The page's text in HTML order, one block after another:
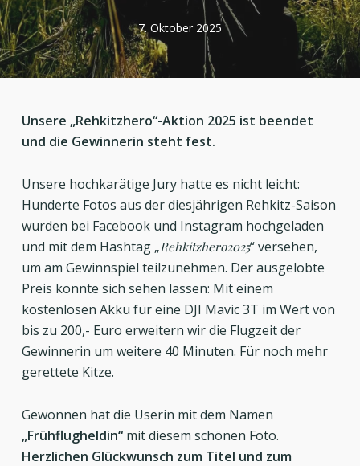
7. Oktober 2025
Unsere „Rehkitzhero“-Aktion 2025 ist beendet
und die Gewinnerin steht fest.
Unsere hochkarätige Jury hatte es nicht leicht:
Hunderte Fotos aus der diesjährigen Rehkitz-Saison
wurden bei Facebook und Instagram hochgeladen
und mit dem Hashtag „Rehkitzhero2025“ versehen,
um am Gewinnspiel teilzunehmen. Der ausgelobte
Preis konnte sich sehen lassen: Mit einem
kostenlosen Akku für eine DJI Mavic 3T im Wert von
bis zu 200,- Euro erweitern wir die Flugzeit der
Gewinnerin um weitere 40 Minuten. Für noch mehr
gerettete Kitze.
Gewonnen hat die Userin mit dem Namen
„Frühflugheldin“mit diesem schönen Foto.
Herzlichen Glückwunsch zum Titel und zum